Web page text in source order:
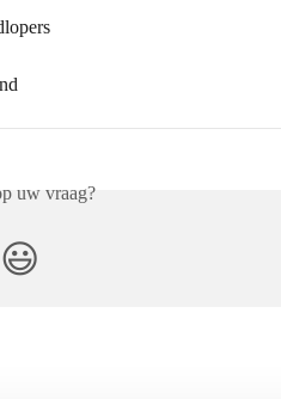
uw vraag?
😃